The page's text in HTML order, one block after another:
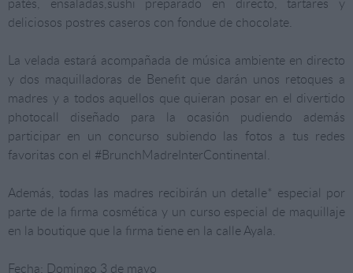
patés, ensaladas,sushi preparado en directo, tartares y
deliciosos postres caseros con fondue de chocolate.
La velada estará acompañada de música ambiente en directo
y dos maquilladoras de Benefit que darán unos retoques a
madres y a todos aquellos que quieran posar en el divertido
photocall diseñado para la ocasión pudiendo además
participar en un concurso subiendo las fotos a tus redes
favoritas con el #BrunchMadreInterContinental.
Además, todas las madres recibirán un detalle* especial por
parte de la firma cosmética y un curso especial de maquillaje
en la boutique que la firma tiene en la calle Ayala.
Fecha: Domingo 3 de mayo